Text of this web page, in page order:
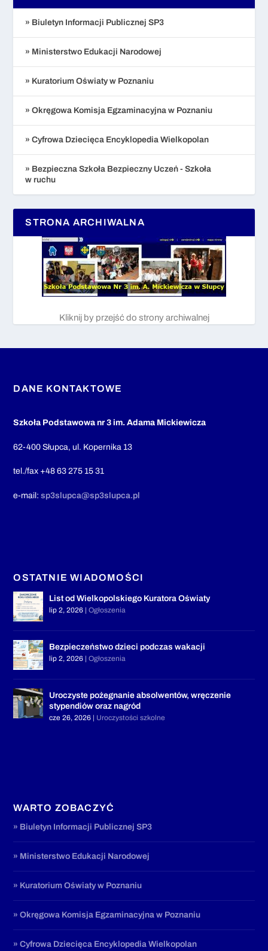
» Biuletyn Informacji Publicznej SP3
» Ministerstwo Edukacji Narodowej
» Kuratorium Oświaty w Poznaniu
» Okręgowa Komisja Egzaminacyjna w Poznaniu
» Cyfrowa Dziecięca Encyklopedia Wielkopolan
» Bezpieczna Szkoła Bezpieczny Uczeń - Szkoła
w ruchu
STRONA ARCHIWALNA
Kliknij by przejść do strony archiwalnej
DANE KONTAKTOWE
Szkoła Podstawowa nr 3 im. Adama Mickiewicza
62-400 Słupca, ul. Kopernika 13
tel./fax +48 63 275 15 31
e-mail:sp3slupca@sp3slupca.pl
OSTATNIE WIADOMOŚCI
List od Wielkopolskiego Kuratora Oświaty
lip 2, 2026 |Ogłoszenia
Bezpieczeństwo dzieci podczas wakacji
lip 2, 2026 |Ogłoszenia
Uroczyste pożegnanie absolwentów, wręczenie
stypendiów oraz nagród
cze 26, 2026 | Uroczystości szkolne
WARTO ZOBACZYĆ
» Biuletyn Informacji Publicznej SP3
» Ministerstwo Edukacji Narodowej
» Kuratorium Oświaty w Poznaniu
» Okręgowa Komisja Egzaminacyjna w Poznaniu
» Cyfrowa Dziecięca Encyklopedia Wielkopolan